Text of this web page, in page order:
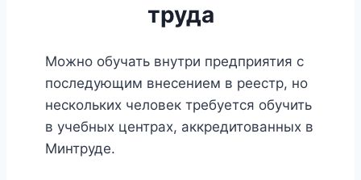
труда
Можно обучать внутри предприятия с
последующим внесением в реестр, но
нескольких человек требуется обучить
в учебных центрах, аккредитованных в
Минтруде.